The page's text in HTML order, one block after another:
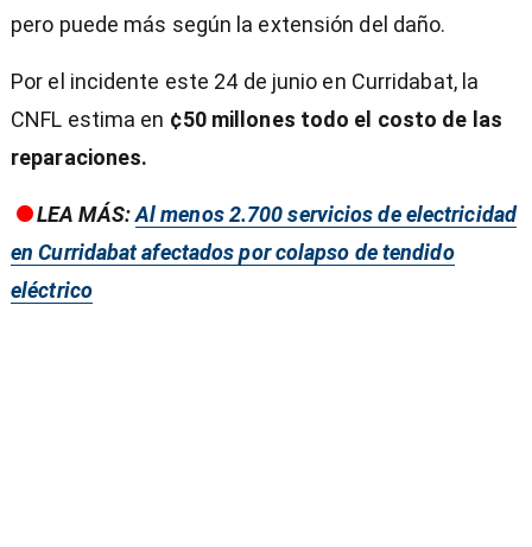
pero puede más según la extensión del daño.
Por el incidente este 24 de junio en Curridabat, la
CNFL estima en ¢50 millones todo el costo de las
reparaciones.
LEA MÁS:Al menos 2.700 servicios de electricidad
en Curridabat afectados por colapso de tendido
eléctrico